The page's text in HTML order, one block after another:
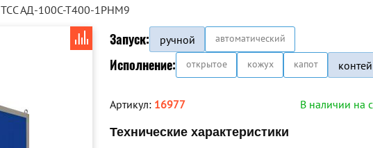
ТСС АД-100С-Т400-1РНМ9
Запуск: ручной автоматический
Исполнение: открытое кожух капот
Артикул: 16977
В наличии на
Технические характеристики